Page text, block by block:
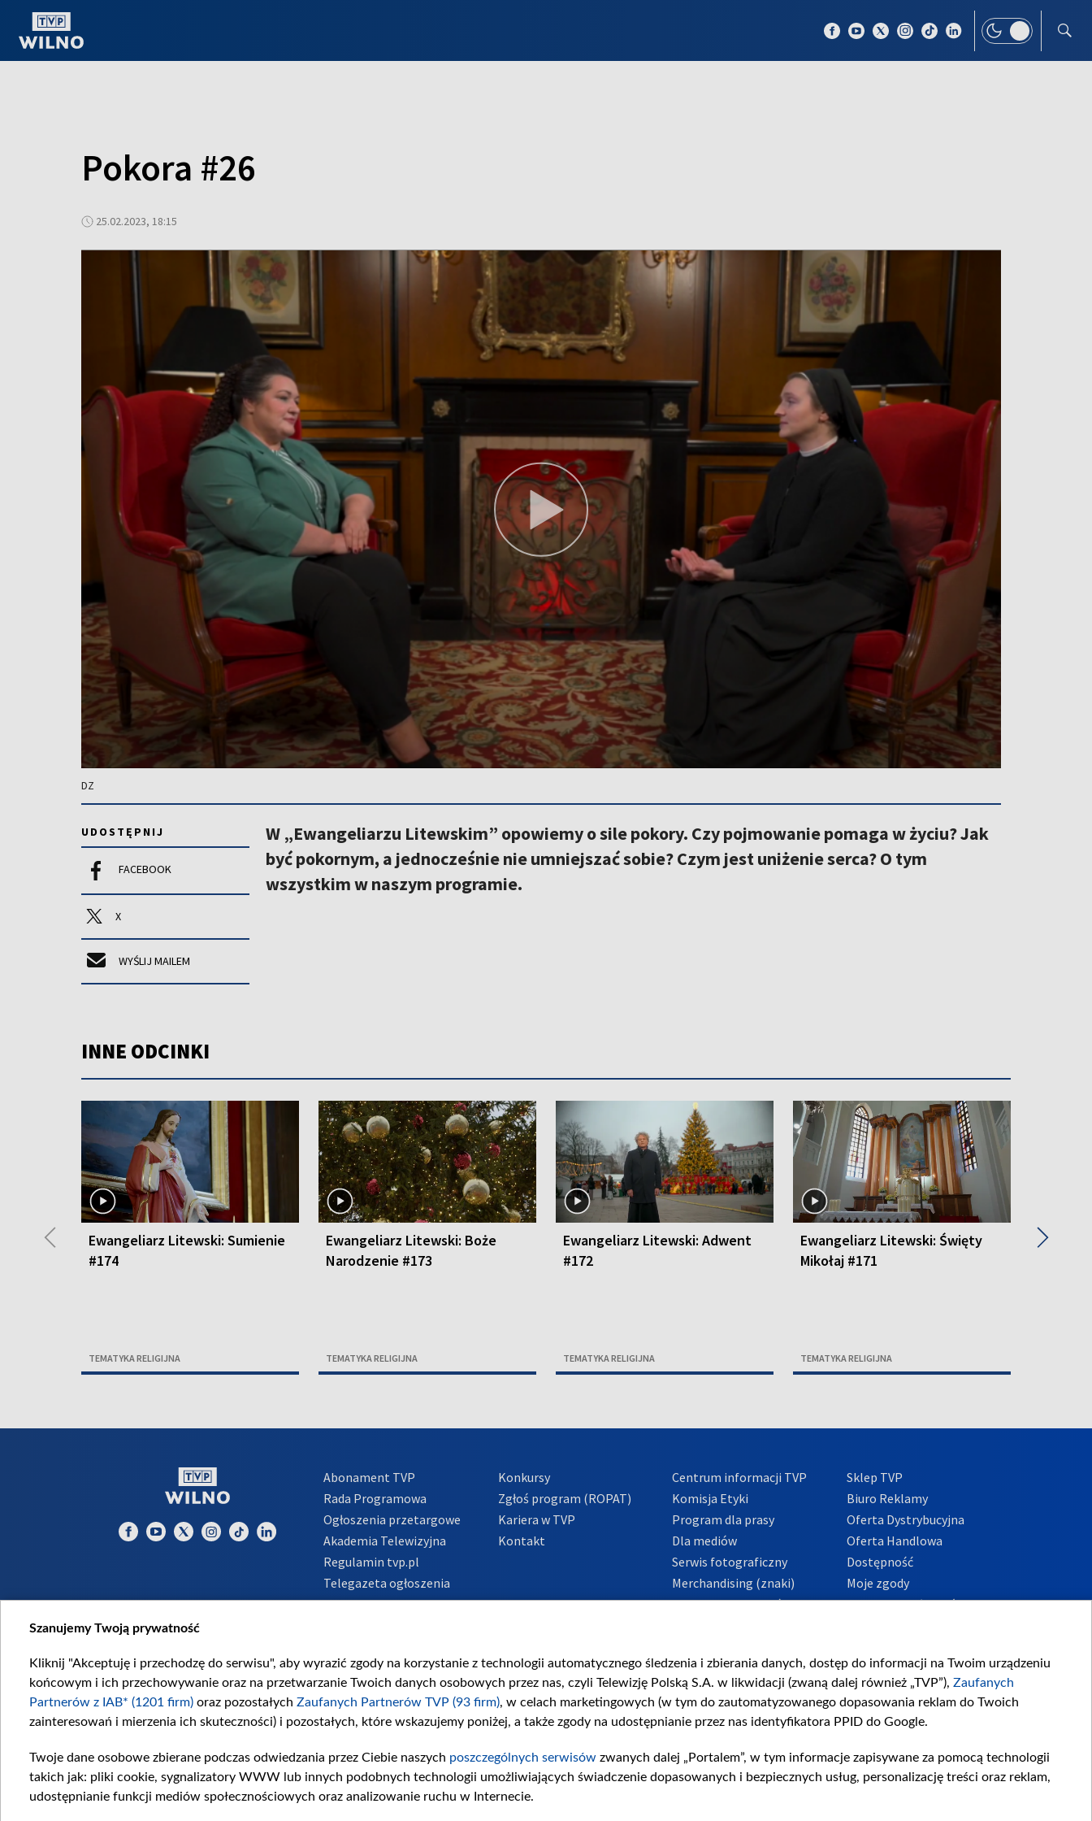
Pokora #26
25.02.2023, 18:15
DZ
UDOSTĘPNIJ
FACEBOOK
X
WYŚLIJ MAILEM
W „Ewangeliarzu Litewskim” opowiemy o sile pokory. Czy pojmowanie pomaga w życiu? Jak
być pokornym, a jednocześnie nie umniejszać sobie? Czym jest uniżenie serca? O tym
wszystkim w naszym programie.
INNE ODCINKI
Ewangeliarz Litewski: Sumienie
#174
TEMATYKA RELIGIJNA
Ewangeliarz Litewski: Boże
Narodzenie #173
TEMATYKA RELIGIJNA
Ewangeliarz Litewski: Adwent
#172
TEMATYKA RELIGIJNA
Ewangeliarz Litewski: Święty
Mikołaj #171
TEMATYKA RELIGIJNA
◀ ▶
Abonament TVP
Rada Programowa
Ogłoszenia przetargowe
Akademia Telewizyjna
Regulamin tvp.pl
Telegazeta ogłoszenia
Informacje o nadawcy
Konkursy
Zgłoś program (ROPAT)
Kariera w TVP
Kontakt
Centrum informacji TVP
Komisja Etyki
Program dla prasy
Dla mediów
Serwis fotograficzny
Merchandising (znaki)
Polityka Prywatności
Sklep TVP
Biuro Reklamy
Oferta Dystrybucyjna
Oferta Handlowa
Dostępność
Moje zgody
Procedura zgłoszeń
Szanujemy Twoją prywatność
Kliknij "Akceptuję i przechodzę do serwisu", aby wyrazić zgody na korzystanie z technologii automatycznego śledzenia i zbierania danych, dostęp do informacji na Twoim urządzeniu
końcowym i ich przechowywanie oraz na przetwarzanie Twoich danych osobowych przez nas, czyli Telewizję Polską S.A. w likwidacji (zwaną dalej również „TVP”), Zaufanych
Partnerów z IAB* (1201 firm) oraz pozostałych Zaufanych Partnerów TVP (93 firm), w celach marketingowych (w tym do zautomatyzowanego dopasowania reklam do Twoich
zainteresowań i mierzenia ich skuteczności) i pozostałych, które wskazujemy poniżej, a także zgody na udostępnianie przez nas identyfikatora PPID do Google.
Twoje dane osobowe zbierane podczas odwiedzania przez Ciebie naszych poszczególnych serwisów zwanych dalej „Portalem”, w tym informacje zapisywane za pomocą technologii
takich jak: pliki cookie, sygnalizatory WWW lub innych podobnych technologii umożliwiających świadczenie dopasowanych i bezpiecznych usług, personalizację treści oraz reklam,
udostępnianie funkcji mediów społecznościowych oraz analizowanie ruchu w Internecie.